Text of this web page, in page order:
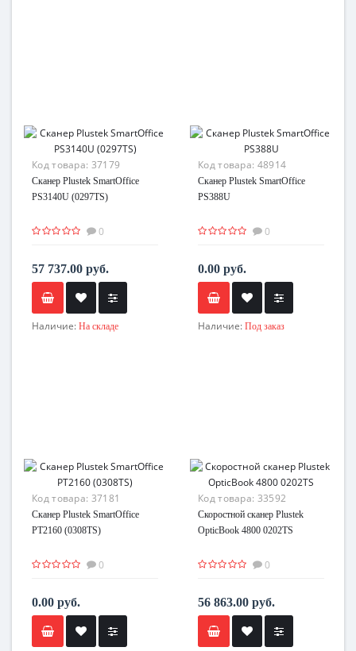
Код товара: 37179
Сканер Plustek SmartOffice
PS3140U (0297TS)
0
57 737.00 руб.
Наличие: На складе
Код товара: 48914
Сканер Plustek SmartOffice
PS388U
0
0.00 руб.
Наличие: Под заказ
Код товара: 37181
Сканер Plustek SmartOffice
PT2160 (0308TS)
0
0.00 руб.
Код товара: 33592
Скоростной сканер Plustek
OpticBook 4800 0202TS
0
56 863.00 руб.